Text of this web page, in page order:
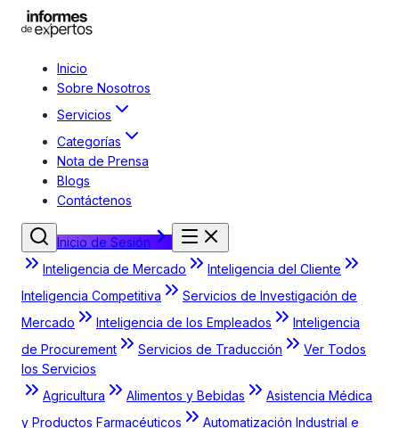
Inicio
Sobre Nosotros
Servicios
Categorías
Nota de Prensa
Blogs
Contáctenos
Inicio de Sesión
Inteligencia de Mercado
Inteligencia del Cliente
Inteligencia Competitiva
Servicios de Investigación de
Mercado
Inteligencia de los Empleados
Inteligencia
de Procurement
Servicios de Traducción
Ver Todos
los Servicios
Agricultura
Alimentos y Bebidas
Asistencia Médica
y Productos Farmacéuticos
Automatización Industrial e